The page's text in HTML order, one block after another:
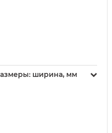
ширина, мм